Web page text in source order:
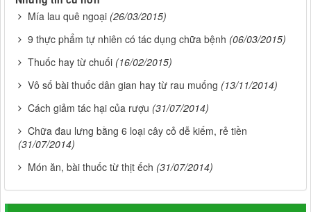
Mía lau quê ngoại (26/03/2015)
9 thực phẩm tự nhiên có tác dụng chữa bệnh (06/03/2015)
Thuốc hay từ chuối (16/02/2015)
Vô số bài thuốc dân gian hay từ rau muống (13/11/2014)
Cách giảm tác hại của rượu (31/07/2014)
Chữa đau lưng bằng 6 loại cây cỏ dễ kiếm, rẻ tiền
(31/07/2014)
Món ăn, bài thuốc từ thịt ếch (31/07/2014)